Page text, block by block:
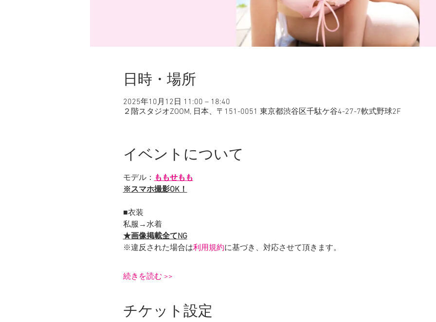
日時・場所
2025年10月12日 11:00 – 18:40
２階スタジオZOOM, 日本、〒151-0051 東京都渋谷区千駄ケ谷4-27-7軟式野球2F
イベントについて
モデル：ももせもも
※スマホ撮影OK！
■衣装
私服→水着
★画像掲載全てNG
※違反された場合は利用規約に基づき、対応させて頂きます。
続きを読む >>
チケット設定